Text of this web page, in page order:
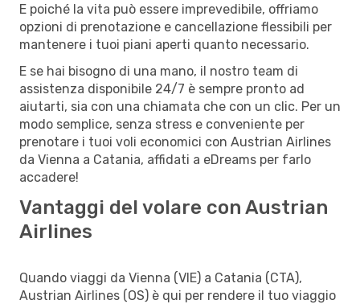
E poiché la vita può essere imprevedibile, offriamo
opzioni di prenotazione e cancellazione flessibili per
mantenere i tuoi piani aperti quanto necessario.
E se hai bisogno di una mano, il nostro team di
assistenza disponibile 24/7 è sempre pronto ad
aiutarti, sia con una chiamata che con un clic. Per un
modo semplice, senza stress e conveniente per
prenotare i tuoi voli economici con Austrian Airlines
da Vienna a Catania, affidati a eDreams per farlo
accadere!
Vantaggi del volare con Austrian
Airlines
Quando viaggi da Vienna (VIE) a Catania (CTA),
Austrian Airlines (OS) è qui per rendere il tuo viaggio